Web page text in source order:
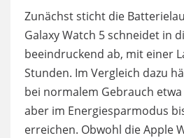
Zunächst sticht die
Galaxy Watch 5 schneidet in
beeindruckend ab, mit einer
Stunden. Im Vergleich dazu
bei normalem Gebrauch
aber im Energiesparmodus
erreichen. Obwohl die Apple